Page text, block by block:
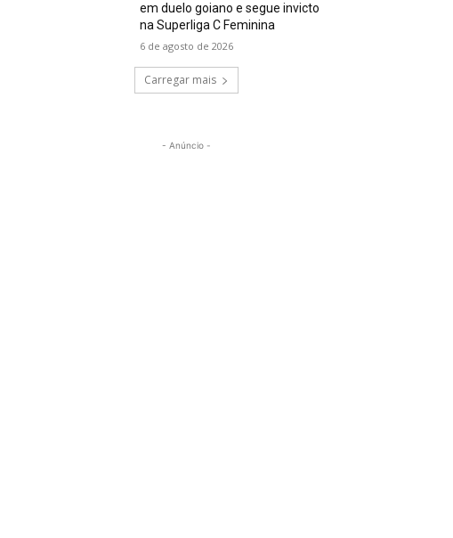
em duelo goiano e segue invicto
na Superliga C Feminina
6 de agosto de 2026
Carregar mais
- Anúncio -